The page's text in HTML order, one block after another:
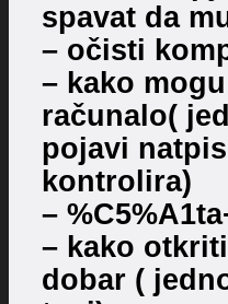
spavat da
– očisti
– kako
računalo(
pojavi
kontrolira)
–
– kako
dobar (